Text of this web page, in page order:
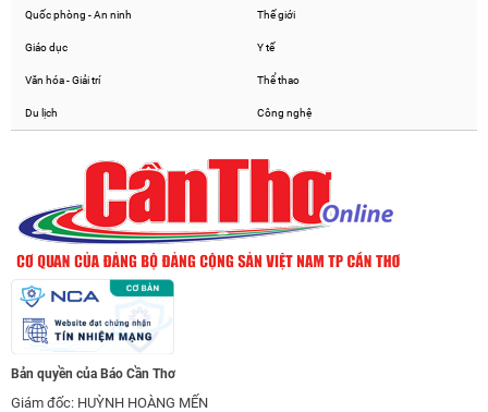
Quốc phòng - An ninh Thế giới
Giáo dục Y tế
Văn hóa - Giải trí Thể thao
Du lịch Công nghệ
Bản quyền của Báo Cần Thơ
Giám đốc: HUỲNH HOÀNG MẾN